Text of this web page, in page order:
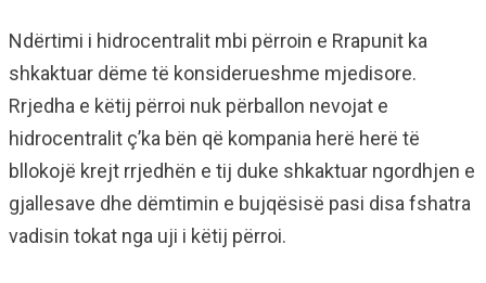
Ndërtimi i hidrocentralit mbi përroin e Rrapunit ka
shkaktuar dëme të konsiderueshme mjedisore.
Rrjedha e këtij përroi nuk përballon nevojat e
hidrocentralit ç’ka bën që kompania herë herë të
bllokojë krejt rrjedhën e tij duke shkaktuar ngordhjen e
gjallesave dhe dëmtimin e bujqësisë pasi disa fshatra
vadisin tokat nga uji i këtij përroi.